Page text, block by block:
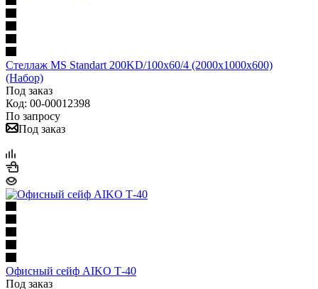
Стеллаж MS Standart 200KD/100x60/4 (2000x1000x600)
(Набор)
Под заказ
Код: 00-00012398
По запросу
Под заказ
Офисный сейф AIKO Т-40
Под заказ